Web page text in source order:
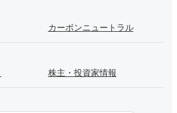
カーボンニュートラル
株主・投資家情報